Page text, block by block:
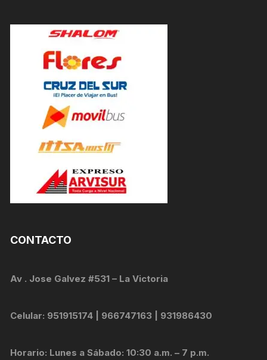
CONTACTO
Av . Jose Galvez #531 – La Victoria
Celular: 951915174 | 966747163 | 931986430
Horario: Lunes a Sábado: 10:30 a.m. – 7 p.m.